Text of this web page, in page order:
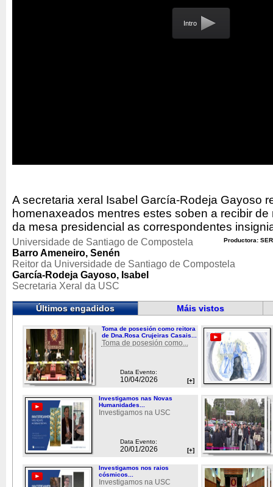
Intro
A secretaria xeral Isabel García-Rodeja Gayoso
homenaxeados mentres estes soben a recibir
da mesa presidencial as correspondentes
Productora:
Universidade de Santiago de Compostela
Barro Ameneiro, Senén
Reitor da Universidade de Santiago de Compostela
García-Rodeja Gayoso, Isabel
Secretaria Xeral da USC
Últimos engadidos Máis vistos
Toma de posesión como reitora
de Dna.Rosa Crujeiras Casais...
Toma de posesión como...
Data Evento:
10/04/2026 [+]
Investigamos nas Novas
Humanidades...
Investigamos na USC
Data Evento:
20/01/2026 [+]
Investigamos nos raios
cósmicos...
Investigamos na USC